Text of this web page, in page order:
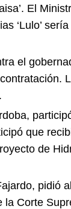
El
‘Lulo’
el
que
de
pidió
la Corte